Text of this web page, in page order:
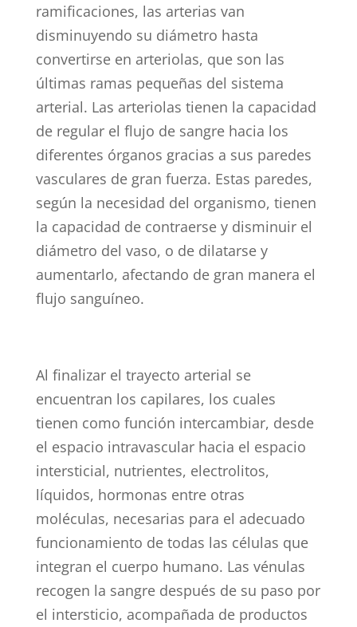
ramificaciones, las arterias van
disminuyendo su diámetro hasta
convertirse en arteriolas, que son las
últimas ramas pequeñas del sistema
arterial. Las arteriolas tienen la capacidad
de regular el flujo de sangre hacia los
diferentes órganos gracias a sus paredes
vasculares de gran fuerza. Estas paredes,
según la necesidad del organismo, tienen
la capacidad de contraerse y disminuir el
diámetro del vaso, o de dilatarse y
aumentarlo, afectando de gran manera el
flujo sanguíneo.
Al finalizar el trayecto arterial se
encuentran los capilares, los cuales
tienen como función intercambiar, desde
el espacio intravascular hacia el espacio
intersticial, nutrientes, electrolitos,
líquidos, hormonas entre otras
moléculas, necesarias para el adecuado
funcionamiento de todas las células que
integran el cuerpo humano. Las vénulas
recogen la sangre después de su paso por
el intersticio, acompañada de productos